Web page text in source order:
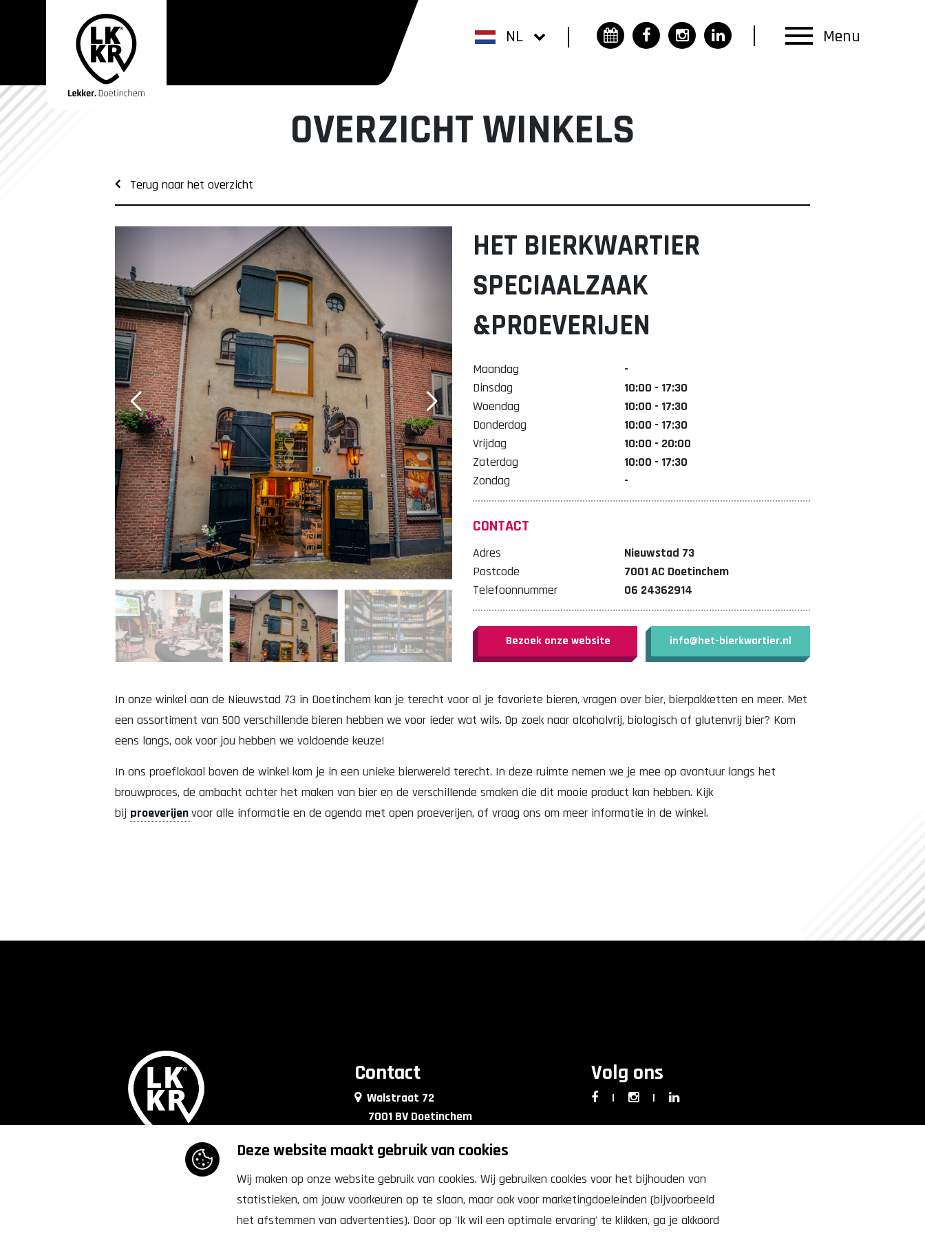
NL Menu
OVERZICHT WINKELS
Terug naar het overzicht
HET BIERKWARTIER
SPECIAALZAAK
&PROEVERIJEN
Maandag
-
Dinsdag
10:00 - 17:30
Woendag
10:00 - 17:30
Donderdag
10:00 - 17:30
Vrijdag
10:00 - 20:00
Zaterdag
10:00 - 17:30
Zondag
-
CONTACT
Adres
Nieuwstad 73
Postcode
7001 AC Doetinchem
Telefoonnummer
06 24362914
Bezoek onze website info@het-bierkwartier.nl
In onze winkel aan de Nieuwstad 73 in Doetinchem kan je terecht voor al je favoriete bieren, vragen over bier, bierpakketten en meer. Met
een assortiment van 500 verschillende bieren hebben we voor ieder wat wils. Op zoek naar alcoholvrij, biologisch of glutenvrij bier? Kom
eens langs, ook voor jou hebben we voldoende keuze!
In ons proeflokaal boven de winkel kom je in een unieke bierwereld terecht. In deze ruimte nemen we je mee op avontuur langs het
brouwproces, de ambacht achter het maken van bier en de verschillende smaken die dit mooie product kan hebben. Kijk
bij proeverijenvoor alle informatie en de agenda met open proeverijen, of vraag ons om meer informatie in de winkel.
Doetinchem
Contact
Walstraat 72
7001 BV Doetinchem
0314 - 76 90 09
info@lkkrdoetinchem.nl
Volg ons
| |
Deze website maakt gebruik van cookies
Wij maken op onze website gebruik van cookies. Wij gebruiken cookies voor het bijhouden van
statistieken, om jouw voorkeuren op te slaan, maar ook voor marketingdoeleinden (bijvoorbeeld
het afstemmen van advertenties). Door op 'Ik wil een optimale ervaring' te klikken, ga je akkoord